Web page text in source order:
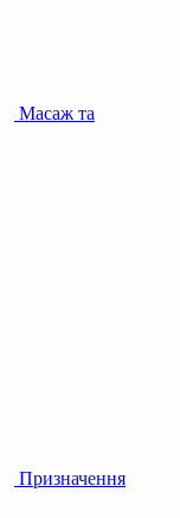
Масаж та
Призначення